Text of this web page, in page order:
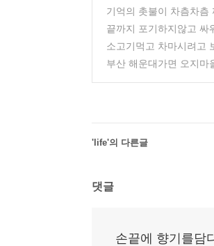
기억의 촛불이 차츰차츰
끝까지 포기하지않고 싸
소고기먹고 차마시려고
부산 해운대가면 오지마
'life'의 다른글
댓글
손끝에 향기를담